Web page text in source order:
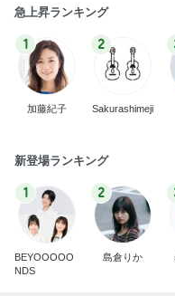
急上昇ランキング
1
加藤紀子
2
Sakurashimeji
新登場ランキング
1
BEYOOOOO
NDS
2
島倉りか